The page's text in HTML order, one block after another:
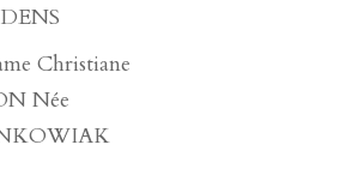
Christiane
Née